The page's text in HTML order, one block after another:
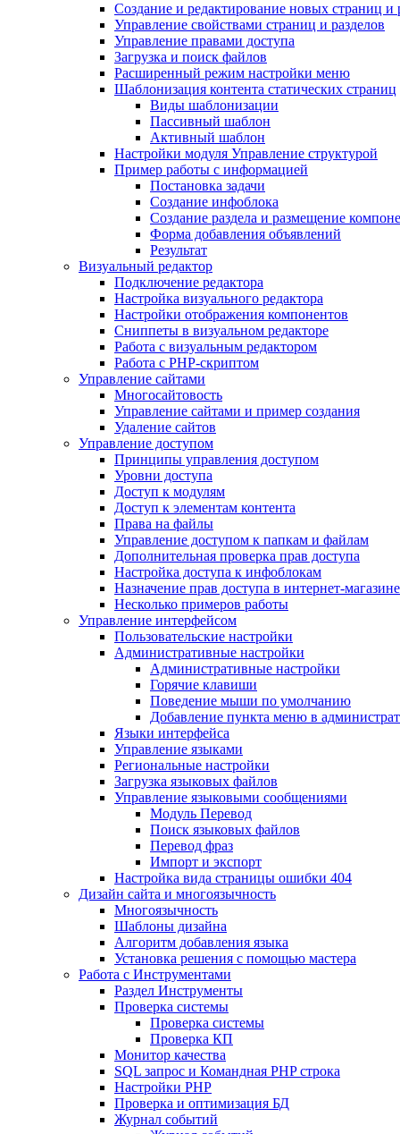
Создание и редактирование новых страниц и
Управление свойствами страниц и разделов
Управление правами доступа
Загрузка и поиск файлов
Расширенный режим настройки меню
Шаблонизация контента статических страниц
Виды шаблонизации
Пассивный шаблон
Активный шаблон
Настройки модуля Управление структурой
Пример работы с информацией
Постановка задачи
Создание инфоблока
Создание раздела и размещение
Форма добавления объявлений
Результат
Визуальный редактор
Подключение редактора
Настройка визуального редактора
Настройки отображения компонентов
Сниппеты в визуальном редакторе
Работа с визуальным редактором
Работа с PHP-скриптом
Управление сайтами
Многосайтовость
Управление сайтами и пример создания
Удаление сайтов
Управление доступом
Принципы управления доступом
Уровни доступа
Доступ к модулям
Доступ к элементам контента
Права на файлы
Управление доступом к папкам и файлам
Дополнительная проверка прав доступа
Настройка доступа к инфоблокам
Назначение прав доступа в интернет-магазине
Несколько примеров работы
Управление интерфейсом
Пользовательские настройки
Административные настройки
Административные настройки
Горячие клавиши
Поведение мыши по умолчанию
Добавление пункта меню в
Языки интерфейса
Управление языками
Региональные настройки
Загрузка языковых файлов
Управление языковыми сообщениями
Mодуль Перевод
Поиск языковых файлов
Перевод фраз
Импорт и экспорт
Настройка вида страницы ошибки 404
Дизайн сайта и многоязычность
Многоязычность
Шаблоны дизайна
Алгоритм добавления языка
Установка решения с помощью мастера
Работа с Инструментами
Раздел Инструменты
Проверка системы
Проверка системы
Проверка КП
Монитор качества
SQL запрос и Командная PHP строка
Настройки PHP
Проверка и оптимизация БД
Журнал событий